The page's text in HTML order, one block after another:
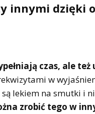
innymi dzięki
czas, ale też
w
lekiem na smutki i
zrobić tego w